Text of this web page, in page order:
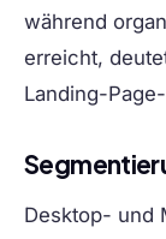
während
erreicht,
Landing-
Desktop- und